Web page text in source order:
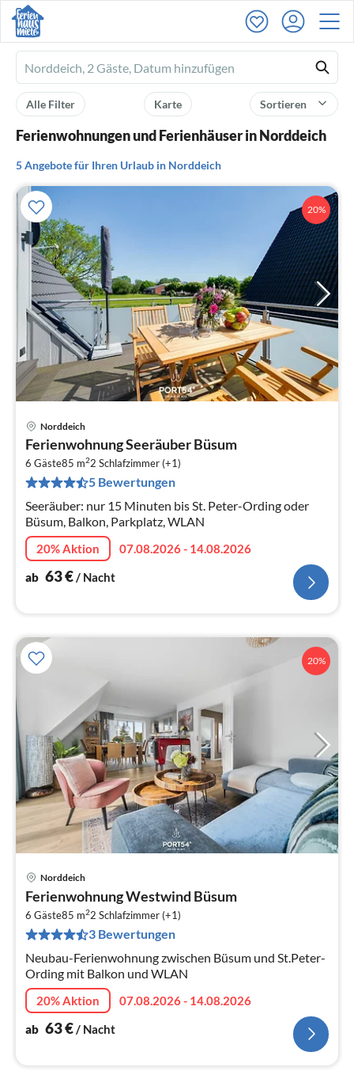
Ferienhausmiete
logo
Sortieren
Karte
Alle Filter
Ferienwohnungen und Ferienhäuser in Norddeich
5 Angebote für Ihren Urlaub in Norddeich
20%
Norddeich
Ferienwohnung Seeräuber Büsum
6 Gäste85 m22 Schlafzimmer (+1)
5 Bewertungen
Seeräuber: nur 15 Minuten bis St. Peter-Ording oder
Büsum, Balkon, Parkplatz, WLAN
20% Aktion
07.08.2026 - 14.08.2026
ab 63€/ Nacht
20%
Norddeich
Ferienwohnung Westwind Büsum
6 Gäste85 m22 Schlafzimmer (+1)
3 Bewertungen
Neubau-Ferienwohnung zwischen Büsum und St.Peter-
Ording mit Balkon und WLAN
20% Aktion
07.08.2026 - 14.08.2026
ab 63€/ Nacht